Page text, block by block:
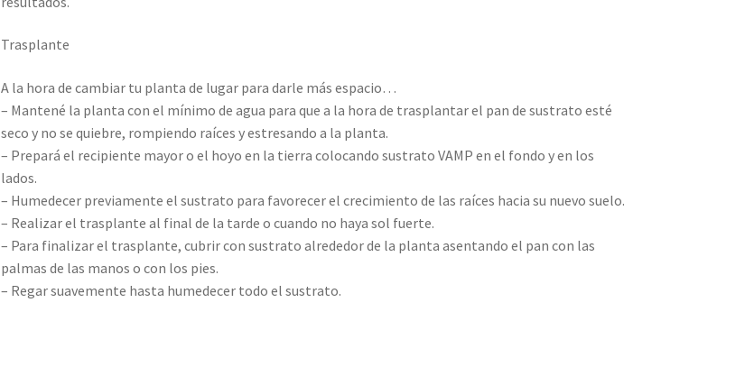
Trasplante
A la hora de cambiar tu planta de lugar para darle más espacio…
– Mantené la planta con el mínimo de agua para que a la hora de trasplantar el pan de sustrato esté
seco y no se quiebre, rompiendo raíces y estresando a la planta.
– Prepará el recipiente mayor o el hoyo en la tierra colocando sustrato VAMP en el fondo y en los
lados.
– Humedecer previamente el sustrato para favorecer el crecimiento de las raíces hacia su nuevo suelo.
– Realizar el trasplante al final de la tarde o cuando no haya sol fuerte.
– Para finalizar el trasplante, cubrir con sustrato alrededor de la planta asentando el pan con las
palmas de las manos o con los pies.
– Regar suavemente hasta humedecer todo el sustrato.